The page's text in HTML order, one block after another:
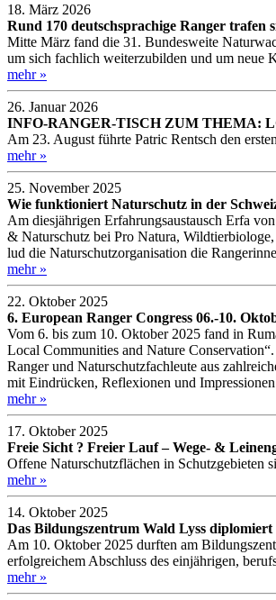
18. März 2026
Rund 170 deutschsprachige Ranger trafen
Mitte März fand die 31. Bundesweite
um sich fachlich weiterzubilden und um neue
mehr »
26. Januar 2026
INFO-RANGER-TISCH ZUM THEMA:
Am 23. August führte Patric Rentsch den
mehr »
25. November 2025
Wie funktioniert Naturschutz in der
Am diesjährigen Erfahrungsaustausch Erfa
& Naturschutz bei Pro Natura,
lud die Naturschutzorganisation die
mehr »
22. Oktober 2025
6. European Ranger Congress 06.-10.
Vom 6. bis zum 10. Oktober 2025 fand in
Local Communities and Nature
Ranger und Naturschutzfachleute aus
mit Eindrücken, Reflexionen und
mehr »
17. Oktober 2025
Freie Sicht ? Freier Lauf – Wege- &
Offene Naturschutzflächen in Schutzgebieten
mehr »
14. Oktober 2025
Das Bildungszentrum Wald Lyss
Am 10. Oktober 2025 durften am
erfolgreichem Abschluss des einjährigen,
mehr »